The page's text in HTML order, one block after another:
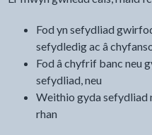
Fod yn sefydliad
sefydledig ac â
Fod â chyfrif banc neu
sefydliad, neu
Weithio gyda sefydliad
rhan